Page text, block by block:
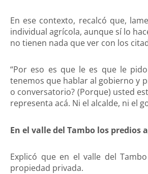
En ese contexto, recalcó que,
individual agrícola, aunque sí lo
no tienen nada que ver con los
“Por eso es que le es que le
tenemos que hablar al gobierno y
o conversatorio? (Porque) usted
representa acá. Ni el alcalde, ni el
En el valle del Tambo los predios
Explicó que en el valle del
propiedad privada.